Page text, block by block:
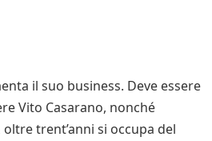
il suo business. Deve essere
Vito Casarano, nonché
trent’anni si occupa del